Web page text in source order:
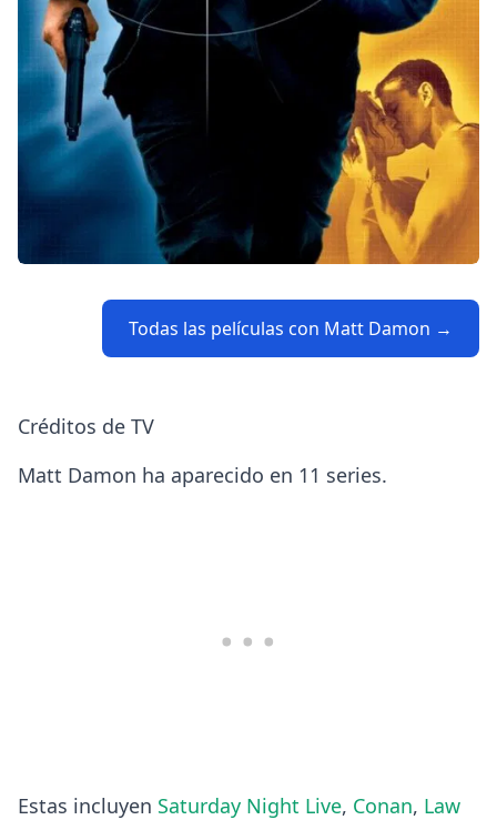
Todas las películas con Matt Damon →
Créditos de TV
Matt Damon ha aparecido en 11 series.
Estas incluyen Saturday Night Live, Conan, Law